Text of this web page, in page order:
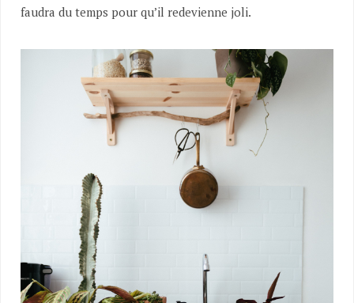
faudra du temps pour qu’il redevienne joli.